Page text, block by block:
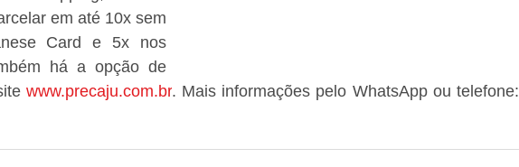
em até 10x sem
Card e 5x nos
há a opção de
www.precaju.com.br. Mais informações pelo WhatsApp ou telefone: